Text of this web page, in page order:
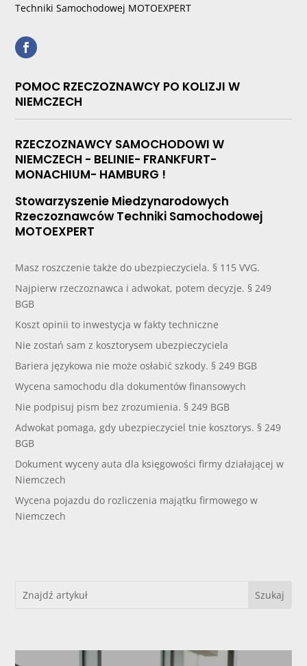
Techniki Samochodowej MOTOEXPERT
POMOC RZECZOZNAWCY PO KOLIZJI W
NIEMCZECH
RZECZOZNAWCY SAMOCHODOWI W
NIEMCZECH - BELINIE- FRANKFURT-
MONACHIUM- HAMBURG !
Stowarzyszenie Miedzynarodowych
Rzeczoznawców Techniki Samochodowej
MOTOEXPERT
Masz roszczenie także do ubezpieczyciela. § 115 VVG.
Najpierw rzeczoznawca i adwokat, potem decyzje. § 249
BGB
Koszt opinii to inwestycja w fakty techniczne
Nie zostań sam z kosztorysem ubezpieczyciela
Bariera językowa nie może osłabić szkody. § 249 BGB
Wycena samochodu dla dokumentów finansowych
Nie podpisuj pism bez zrozumienia. § 249 BGB
Adwokat pomaga, gdy ubezpieczyciel tnie kosztorys. § 249
BGB
Dokument wyceny auta dla księgowości firmy działającej w
Niemczech
Wycena pojazdu do rozliczenia majątku firmowego w
Niemczech